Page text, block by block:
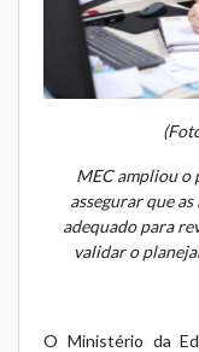
MEC ampliou o
assegurar que
adequado para
validar o
O Ministério da